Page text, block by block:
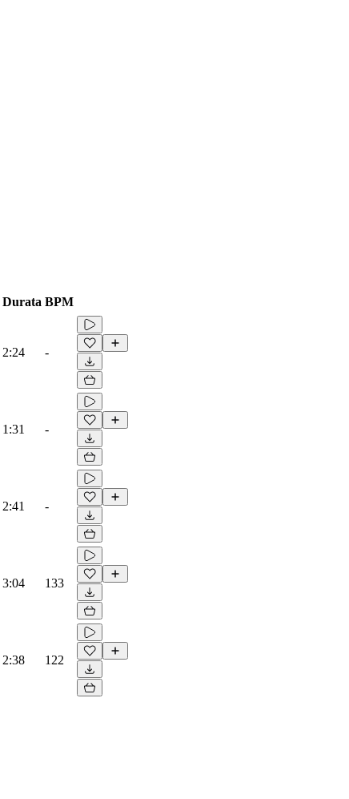
Durata BPM
2:24 -
1:31 -
2:41 -
3:04 133
2:38 122